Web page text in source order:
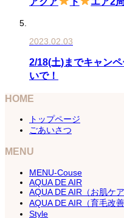
2023.02.03
2/18(土)までキャン
いで！
HOME
トップページ
ごあいさつ
MENU
MENU-Couse
AQUA DE AIR
AQUA DE AIR（お肌ケア
AQUA DE AIR（育毛改善
Style